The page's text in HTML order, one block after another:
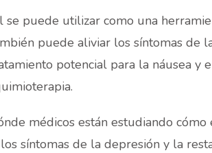
se puede utilizar como una
puede aliviar los síntomas de
potencial para la náusea y
médicos están estudiando cómo
síntomas de la depresión y la